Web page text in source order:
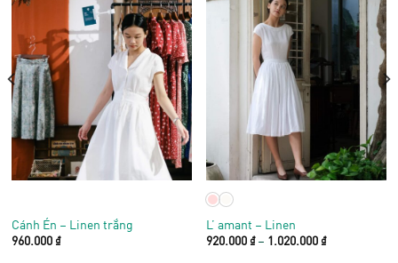
Cánh Én – Linen trắng
960.000 ₫
L’ amant – Linen
920.000 ₫ – 1.020.000 ₫Price